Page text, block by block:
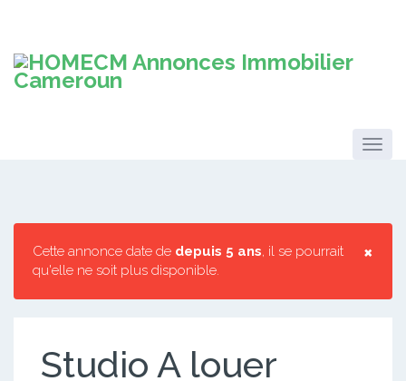
×
Cette annonce date de depuis 5 ans, il se pourrait
qu'elle ne soit plus disponible.
Studio A louer